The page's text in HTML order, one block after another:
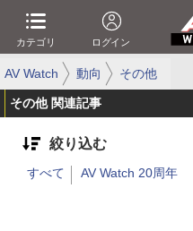
カテゴリ ログイン
AV Watch 動向 その他
その他 関連記事
絞り込む
すべて AV Watch 20周年